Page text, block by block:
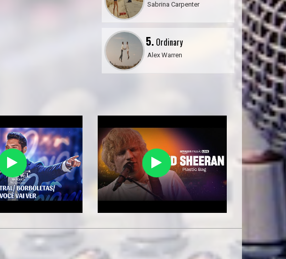
Sabrina Carpenter
5.Ordinary
Alex Warren